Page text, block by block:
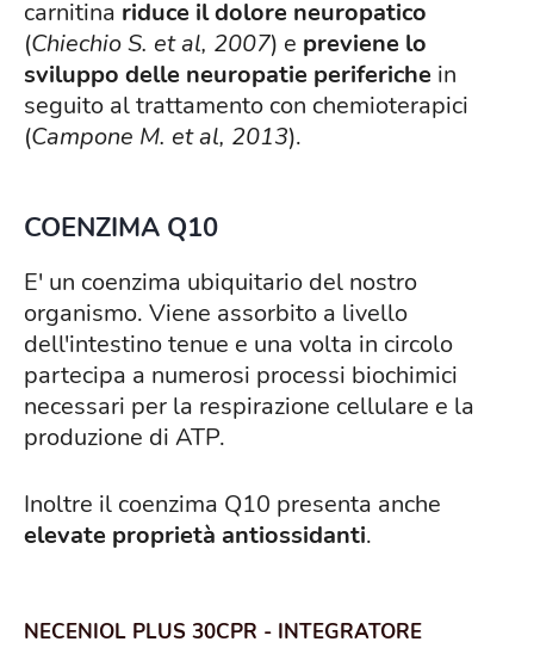
carnitina riduce il dolore neuropatico
(Chiechio S. et al, 2007) e previene lo
sviluppo delle neuropatie periferiche in
seguito al trattamento con chemioterapici
(Campone M. et al, 2013).
COENZIMA Q10
E' un coenzima ubiquitario del nostro
organismo. Viene assorbito a livello
dell'intestino tenue e una volta in circolo
partecipa a numerosi processi biochimici
necessari per la respirazione cellulare e la
produzione di ATP.
Inoltre il coenzima Q10 presenta anche
elevate proprietà antiossidanti.
NECENIOL PLUS 30CPR - INTEGRATORE